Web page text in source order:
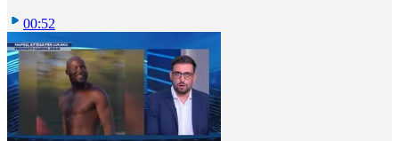
00:52